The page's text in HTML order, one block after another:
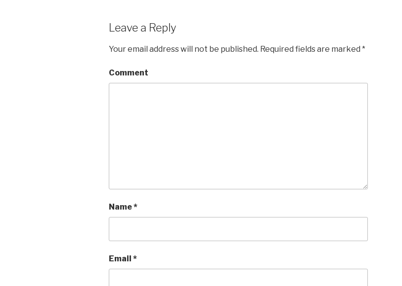
Leave a Reply
Your email address will not be published. Required fields are marked *
Comment
Name*
Email *